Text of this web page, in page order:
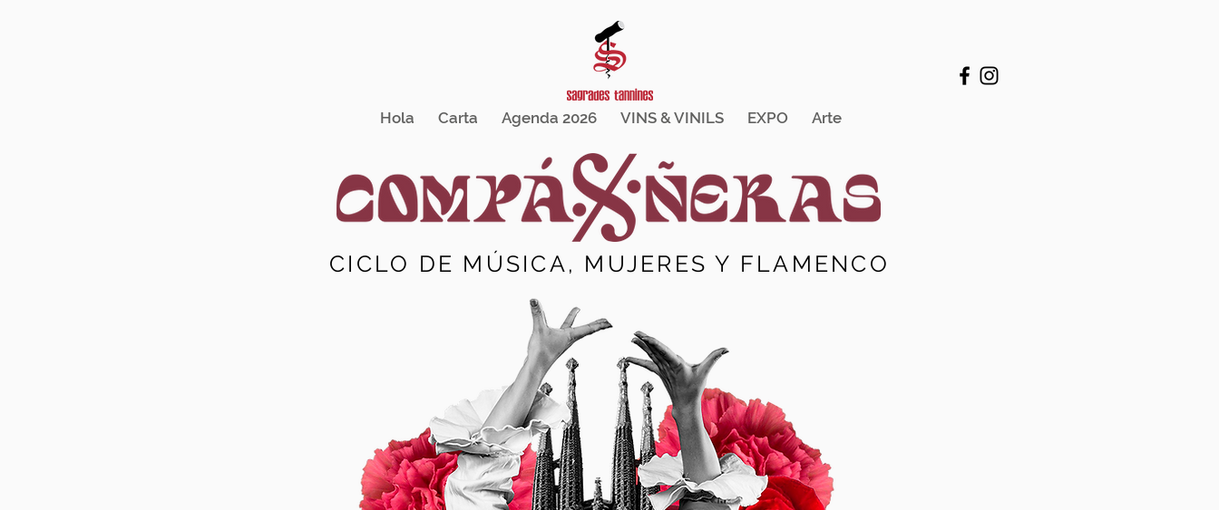
Hola Carta Agenda 2026 VINS & VINILS EXPO Arte
CICLO DE MÚSICA, MUJERES Y FLAMENCO